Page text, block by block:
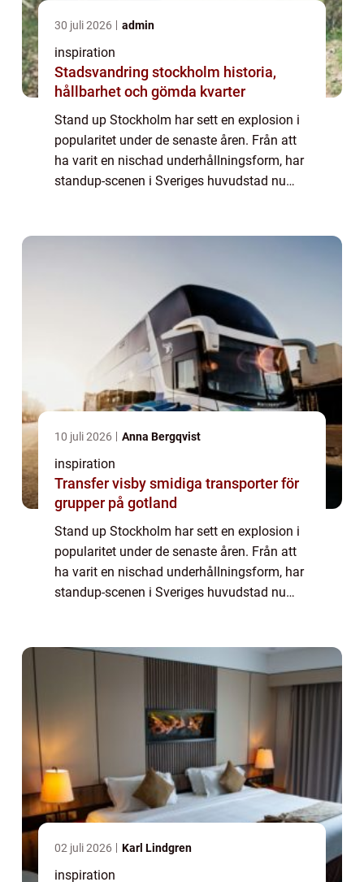
30 juli 2026 admin
inspiration
Stadsvandring stockholm historia,
hållbarhet och gömda kvarter
Stand up Stockholm har sett en explosion i
popularitet under de senaste åren. Från att
ha varit en nischad underhållningsform, har
standup-scenen i Sveriges huvudstad nu
10 juli 2026 Anna Bergqvist
inspiration
Transfer visby smidiga transporter för
grupper på gotland
Stand up Stockholm har sett en explosion i
popularitet under de senaste åren. Från att
ha varit en nischad underhållningsform, har
standup-scenen i Sveriges huvudstad nu
02 juli 2026 Karl Lindgren
inspiration